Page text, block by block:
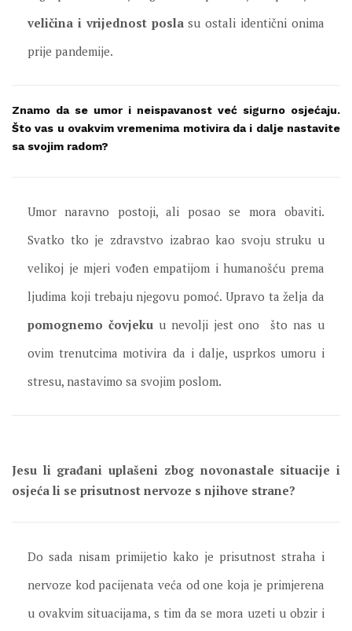
veličina i vrijednost poslasu ostali identični onima
prije pandemije.
Znamo da se umor i neispavanost već sigurno osjećaju.
Što vas u ovakvim vremenima motivira da i dalje nastavite
sa svojim radom?
Umor naravno postoji, ali posao se mora obaviti.
Svatko tko je zdravstvo izabrao kao svoju struku u
velikoj je mjeri vođen empatijom i humanošću prema
ljudima koji trebaju njegovu pomoć. Upravo ta želja da
pomognemo čovjekuu nevolji jest ono što nas u
ovim trenutcima motivira da i dalje, usprkos umoru i
stresu, nastavimo sa svojim poslom.
Jesu li građani uplašeni zbog novonastale situacije i
osjeća li se prisutnost nervoze s njihove strane?
Do sada nisam primijetio kako je prisutnost straha i
nervoze kod pacijenata veća od one koja je primjerena
u ovakvim situacijama, s tim da se mora uzeti u obzir i